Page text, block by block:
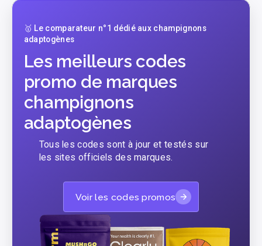
🥇 Le comparateur n°1 dédié aux champignons
adaptogènes
Les meilleurs codes
promo de marques
champignons
adaptogènes
Tous les codes sont à jour et testés sur
les sites officiels des marques.
Voir les codes promos